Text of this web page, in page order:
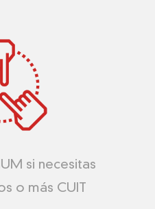
si necesitas
o más CUIT